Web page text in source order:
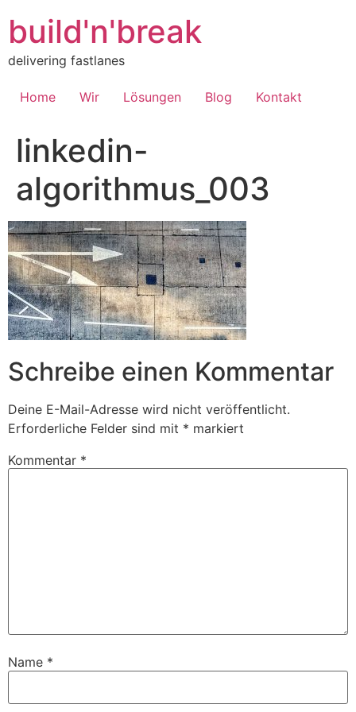
springen
build'n'break
delivering fastlanes
Home Wir Lösungen Blog Kontakt
linkedin-
algorithmus_003
Schreibe einen Kommentar
Deine E-Mail-Adresse wird nicht veröffentlicht.
Erforderliche Felder sind mit * markiert
Kommentar *
Name *